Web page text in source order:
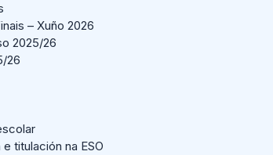
– Xuño 2026
2025/26
26
titulación na ESO